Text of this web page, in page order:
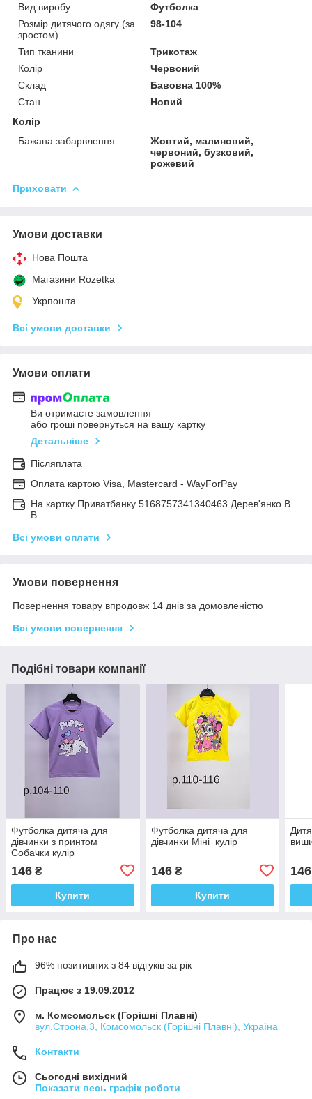
Вид виробу
Футболка
Розмір дитячого одягу (за
зростом)
98-104
Тип тканини
Трикотаж
Колір
Червоний
Склад
Бавовна 100%
Стан
Новий
Колір
Бажана забарвлення
Жовтий, малиновий,
червоний, бузковий,
рожевий
Приховати
Умови доставки
Нова Пошта
Магазини Rozetka
Укрпошта
Всі умови доставки
Умови оплати
Ви отримаєте замовлення
або гроші повернуться на вашу картку
Детальніше
Післяплата
Оплата картою Visa, Mastercard - WayForPay
На картку Приватбанку 5168757341340463 Дерев'янко В.
В.
Всі умови оплати
Умови повернення
Повернення товару впродовж 14 днів за домовленістю
Всі умови повернення
Подібні товари компанії
Футболка дитяча для
дівчинки з принтом
Собачки кулір
146 ₴
Купити
Футболка дитяча для
дівчинки Міні кулір
146₴
Купити
146
Про нас
96% позитивних з 84 відгуків за рік
Працює з 19.09.2012
м. Комсомольск (Горішні Плавні)
вул.Строна,3, Комсомольск (Горішні Плавні), Україна
Контакти
Сьогодні вихідний
Показати весь графік роботи